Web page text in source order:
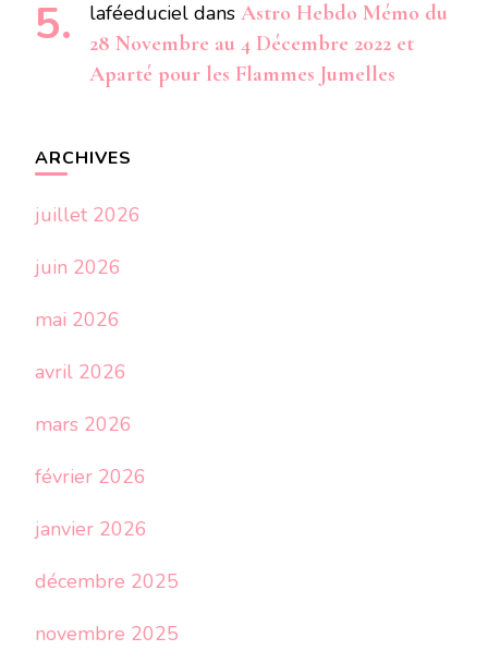
laféeduciel dans Astro Hebdo Mémo du
28 Novembre au 4 Décembre 2022 et
Aparté pour les Flammes Jumelles
ARCHIVES
juillet 2026
juin 2026
mai 2026
avril 2026
mars 2026
février 2026
janvier 2026
décembre 2025
novembre 2025